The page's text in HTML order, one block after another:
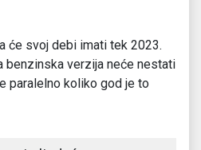
će svoj debi imati tek 2023.
benzinska verzija neće nestati
paralelno koliko god je to